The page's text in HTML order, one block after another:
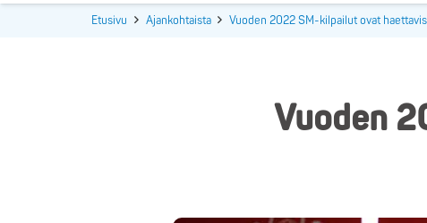
Etusivu Ajankohtaista Vuoden 2022 SM-kilpailut ovat
Vuoden